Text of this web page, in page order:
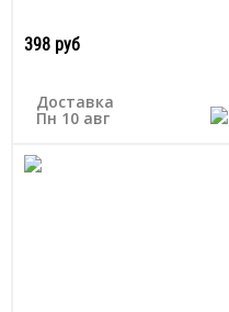
398 руб
Доставка
Пн 10 авг